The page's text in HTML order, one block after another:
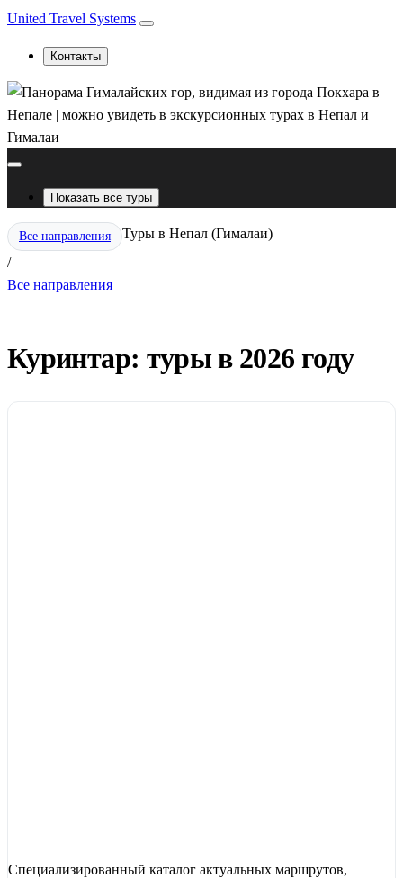
United Travel Systems
Контакты
Показать все туры
Все направления
/
Туры в Непал (Гималаи)
Все направления
Куринтар: туры в 2026 году
Специализированный каталог актуальных маршрутов,